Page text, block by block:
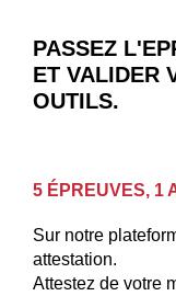
PASSEZ
ET VALIDER
OUTILS.
5 ÉPREUVES, 1
Sur notre
attestation.
Attestez de votre